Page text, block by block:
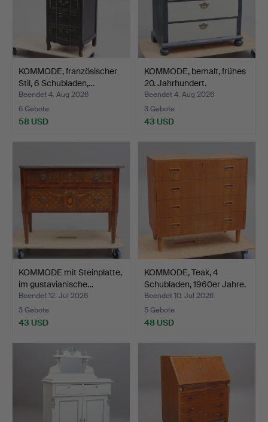
KOMMODE, französischer
Stil, 6 Schubladen,…
Beendet 4. Aug 2026
6 Gebote
58 USD
KOMMODE, bemalt, frühes
20. Jahrhundert.
Beendet 4. Aug 2026
3 Gebote
43 USD
KOMMODE mit Steinplatte,
im gustavianische…
Beendet 12. Jul 2026
3 Gebote
43 USD
KOMMODE, Teak, 4
Schubladen, 1960er Jahre.
Beendet 10. Jul 2026
5 Gebote
48 USD